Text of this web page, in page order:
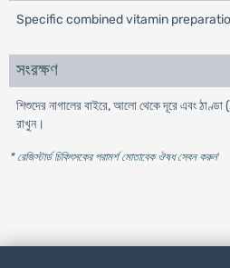
Specific combined vitamin
সংরক্ষণ
শিশুদের নাগালের বাইরে, আলো থেকে দূরে এবং
রাখুন।
* রেজিস্টার্ড চিকিৎসকের পরামর্শ মোতাবেক ঔষধ সেবন করুন'